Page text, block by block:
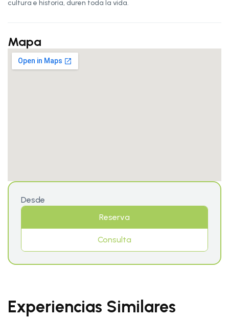
cultura e historia, duren toda la vida.
Mapa
Desde
Reserva
Consulta
Experiencias Similares